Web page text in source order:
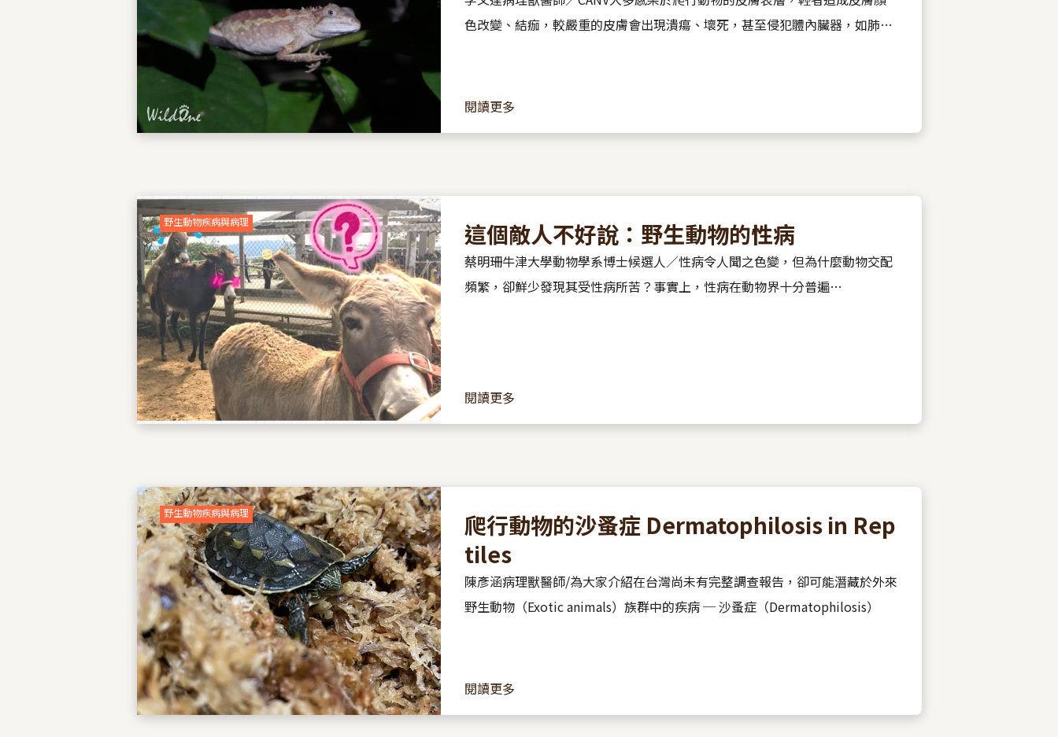
色改變、結痂，較嚴重的皮膚會出現潰瘍、壞死，甚至侵犯體內臟器，如肺
閱讀更多
野生動物疾病與病理 這個敵人不好說：野生動物的性病
蔡明珊牛津大學動物學系博士候選人／性病令人聞之色變，但為什麼動物交配
頻繁，卻鮮少發現其受性病所苦？事實上，性病在動物界十分普遍…
閱讀更多
野生動物疾病與病理
爬行動物的沙蚤症 Dermatophilosis in Rep
tiles
陳彥涵病理獸醫師/為大家介紹在台灣尚未有完整調查報告，卻可能潛藏於外來
野生動物（Exotic animals）族群中的疾病 ─ 沙蚤症（Dermatophilosis）
閱讀更多